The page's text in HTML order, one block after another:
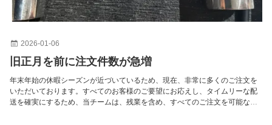
2026-01-06
旧正月を前に注文件数が急増
年末年始の休暇シーズンが近づいているため、現在、非常に多くのご注文を
いただいております。すべてのお客様のご要望にお応えし、タイムリーな配
送を確実にするため、当チームは、残業を含め、すべてのご注文を可能な限